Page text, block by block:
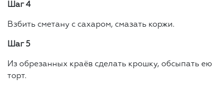
Шаг 4
Взбить сметану с сахаром, смазать коржи.
Шаг 5
Из обрезанных краёв сделать крошку, обсыпать ею
торт.